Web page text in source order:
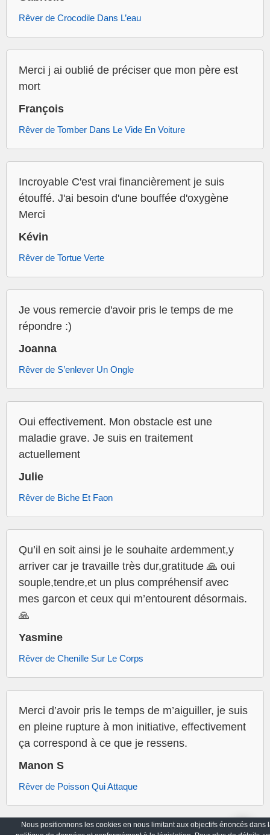
Rêver de Crocodile Dans L’eau
Merci j ai oublié de préciser que mon père est
mort
François
Rêver de Tomber Dans Le Vide En Voiture
Incroyable C'est vrai financièrement je suis
étouffé. J'ai besoin d'une bouffée d'oxygène
Merci
Kévin
Rêver de Tortue Verte
Je vous remercie d'avoir pris le temps de me
répondre :)
Joanna
Rêver de S’enlever Un Ongle
Oui effectivement. Mon obstacle est une
maladie grave. Je suis en traitement
actuellement
Julie
Rêver de Biche Et Faon
Qu’il en soit ainsi je le souhaite ardemment,y
arriver car je travaille très dur,gratitude 🙏 oui
souple,tendre,et un plus compréhensif avec
mes garcon et ceux qui m’entourent désormais.
🙏
Yasmine
Rêver de Chenille Sur Le Corps
Merci d’avoir pris le temps de m’aiguiller, je suis
en pleine rupture à mon initiative, effectivement
ça correspond à ce que je ressens.
Manon S
Rêver de Poisson Qui Attaque
Nous positionnons les cookies en nous limitant aux objectifs énoncés dans